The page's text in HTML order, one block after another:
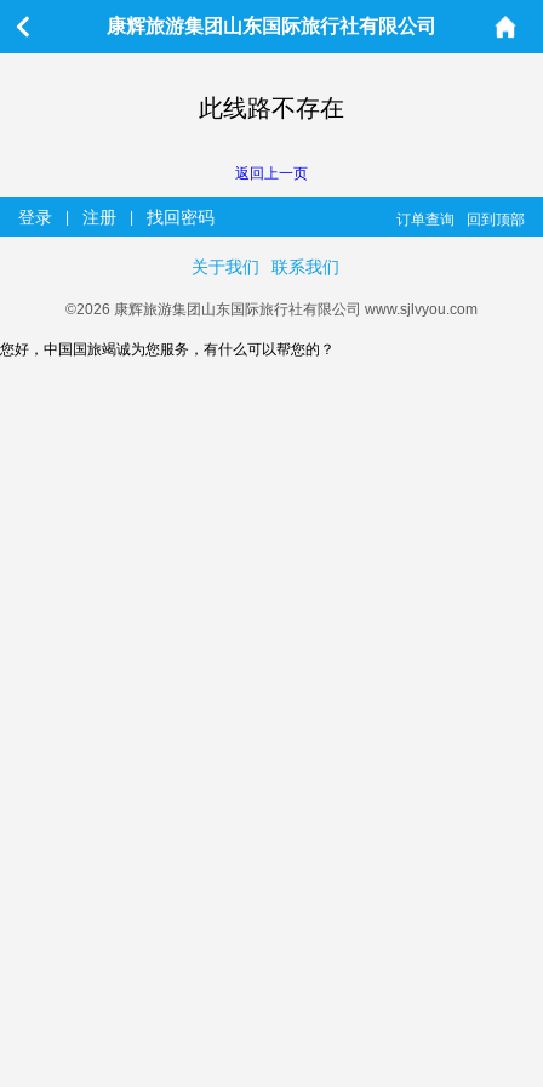
康辉旅游集团山东国际旅行社有限公司
此线路不存在
返回上一页
登录 注册 找回密码 回到顶部
订单查询
关于我们 联系我们
©2026 康辉旅游集团山东国际旅行社有限公司 www.sjlvyou.com
您好，中国国旅竭诚为您服务，有什么可以帮您的？